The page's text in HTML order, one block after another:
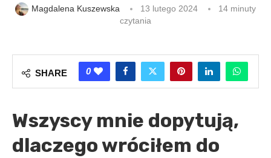
Magdalena Kuszewska 13 lutego 2024
14 minuty
czytania
SHARE 0
Wszyscy mnie dopytują,
dlaczego wróciłem do